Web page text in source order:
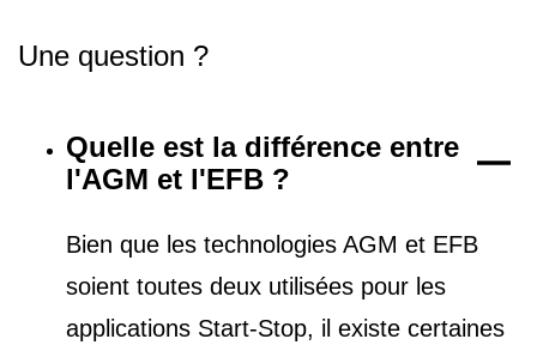
Une question ?
Quelle est la différence entre
l'AGM et l'EFB ?
Bien que les technologies AGM et EFB
soient toutes deux utilisées pour les
applications Start-Stop, il existe certaines